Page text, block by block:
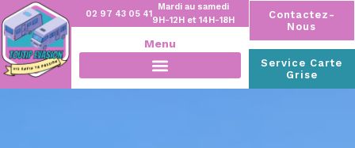
02 97 43 05 41
Mardi au samedi
9H-12H et 14H-18H
Menu
Contactez-
Nous
Service Carte
Grise